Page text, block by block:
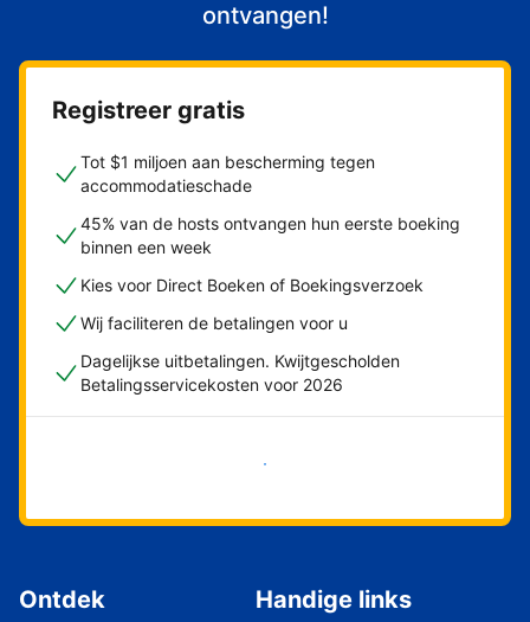
ontvangen!
Registreer gratis
Tot $1 miljoen aan bescherming tegen
accommodatieschade
45% van de hosts ontvangen hun eerste boeking
binnen een week
Kies voor Direct Boeken of Boekingsverzoek
Wij faciliteren de betalingen voor u
Dagelijkse uitbetalingen. Kwijtgescholden
Betalingsservicekosten voor 2026
Nu meteen beginnen
Ontdek Handige links